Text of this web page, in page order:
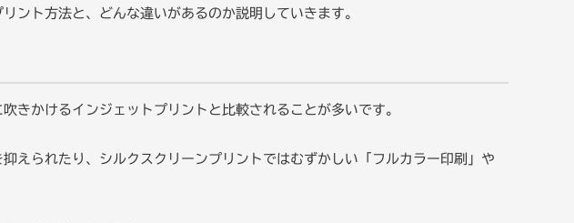
ント方法と、どんな違いがあるのか説明していきます。
きかけるインジェットプリントと比較されることが多いです。
えられたり、シルクスクリーンプリントではむずかしい「フルカラー印刷」や